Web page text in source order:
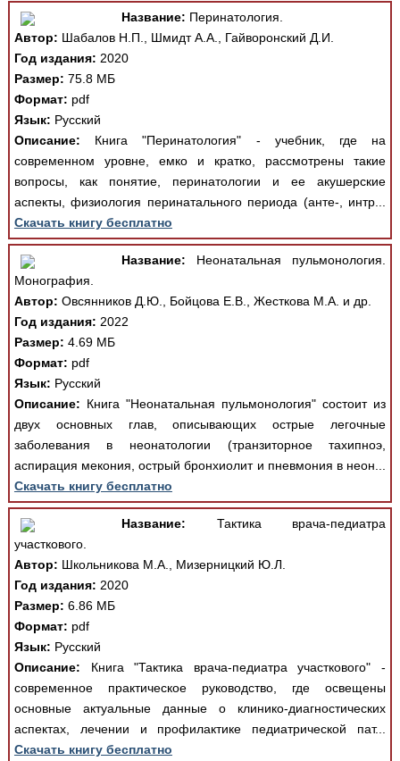
Название: Перинатология.
Автор: Шабалов Н.П., Шмидт А.А., Гайворонский Д.И.
Год издания: 2020
Размер: 75.8 МБ
Формат: pdf
Язык: Русский
Описание: Книга "Перинатология" - учебник, где на
современном уровне, емко и кратко, рассмотрены такие
вопросы, как понятие, перинатологии и ее акушерские
аспекты, физиология перинатального периода (анте-, интр...
Скачать книгу бесплатно
Название: Неонатальная пульмонология.
Монография.
Автор: Овсянников Д.Ю., Бойцова Е.В., Жесткова М.А. и др.
Год издания: 2022
Размер: 4.69 МБ
Формат: pdf
Язык: Русский
Описание: Книга "Неонатальная пульмонология" состоит из
двух основных глав, описывающих острые легочные
заболевания в неонатологии (транзиторное тахипноэ,
аспирация мекония, острый бронхиолит и пневмония в неон...
Скачать книгу бесплатно
Название: Тактика врача-педиатра
участкового.
Автор: Школьникова М.А., Мизерницкий Ю.Л.
Год издания: 2020
Размер: 6.86 МБ
Формат: pdf
Язык: Русский
Описание: Книга "Тактика врача-педиатра участкового" -
современное практическое руководство, где освещены
основные актуальные данные о клинико-диагностических
аспектах, лечении и профилактике педиатрической пат...
Скачать книгу бесплатно